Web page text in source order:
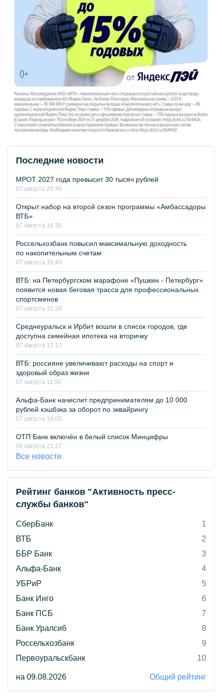
Последние новости
МРОТ 2027 года превысит 30 тысяч рублей
07 августа 20:46
Открыт набор на второй сезон программы «Амбассадоры
ВТБ»
07 августа 16:30
Россельхозбанк повысил максимальную доходность
по накопительным счетам
07 августа 15:40
ВТБ: на Петербургском марафоне «Пушкин - Петербург»
появится новая беговая трасса для профессиональных
спортсменов
07 августа 12:28
Среднеуральск и Ирбит вошли в список городов, где
доступна семейная ипотека на вторичку
07 августа 12:13
ВТБ: россияне увеличивают расходы на спорт и
здоровый образ жизни
07 августа 11:50
Альфа-Банк начислит предпринимателям до 10 000
рублей кэшбэка за оборот по эквайрингу
07 августа 10:00
ОТП Банк включён в белый список Минцифры
06 августа 21:27
Все новости
Рейтинг банков "Активность пресс-
службы банков"
СберБанк
1
ВТБ
2
ББР Банк
3
Альфа-Банк
4
УБРиР
5
Банк Инго
6
Банк ПСБ
7
Банк Уралсиб
8
Россельхозбанк
9
Первоуральскбанк
10
на 09.08.2026 Общий рейтинг